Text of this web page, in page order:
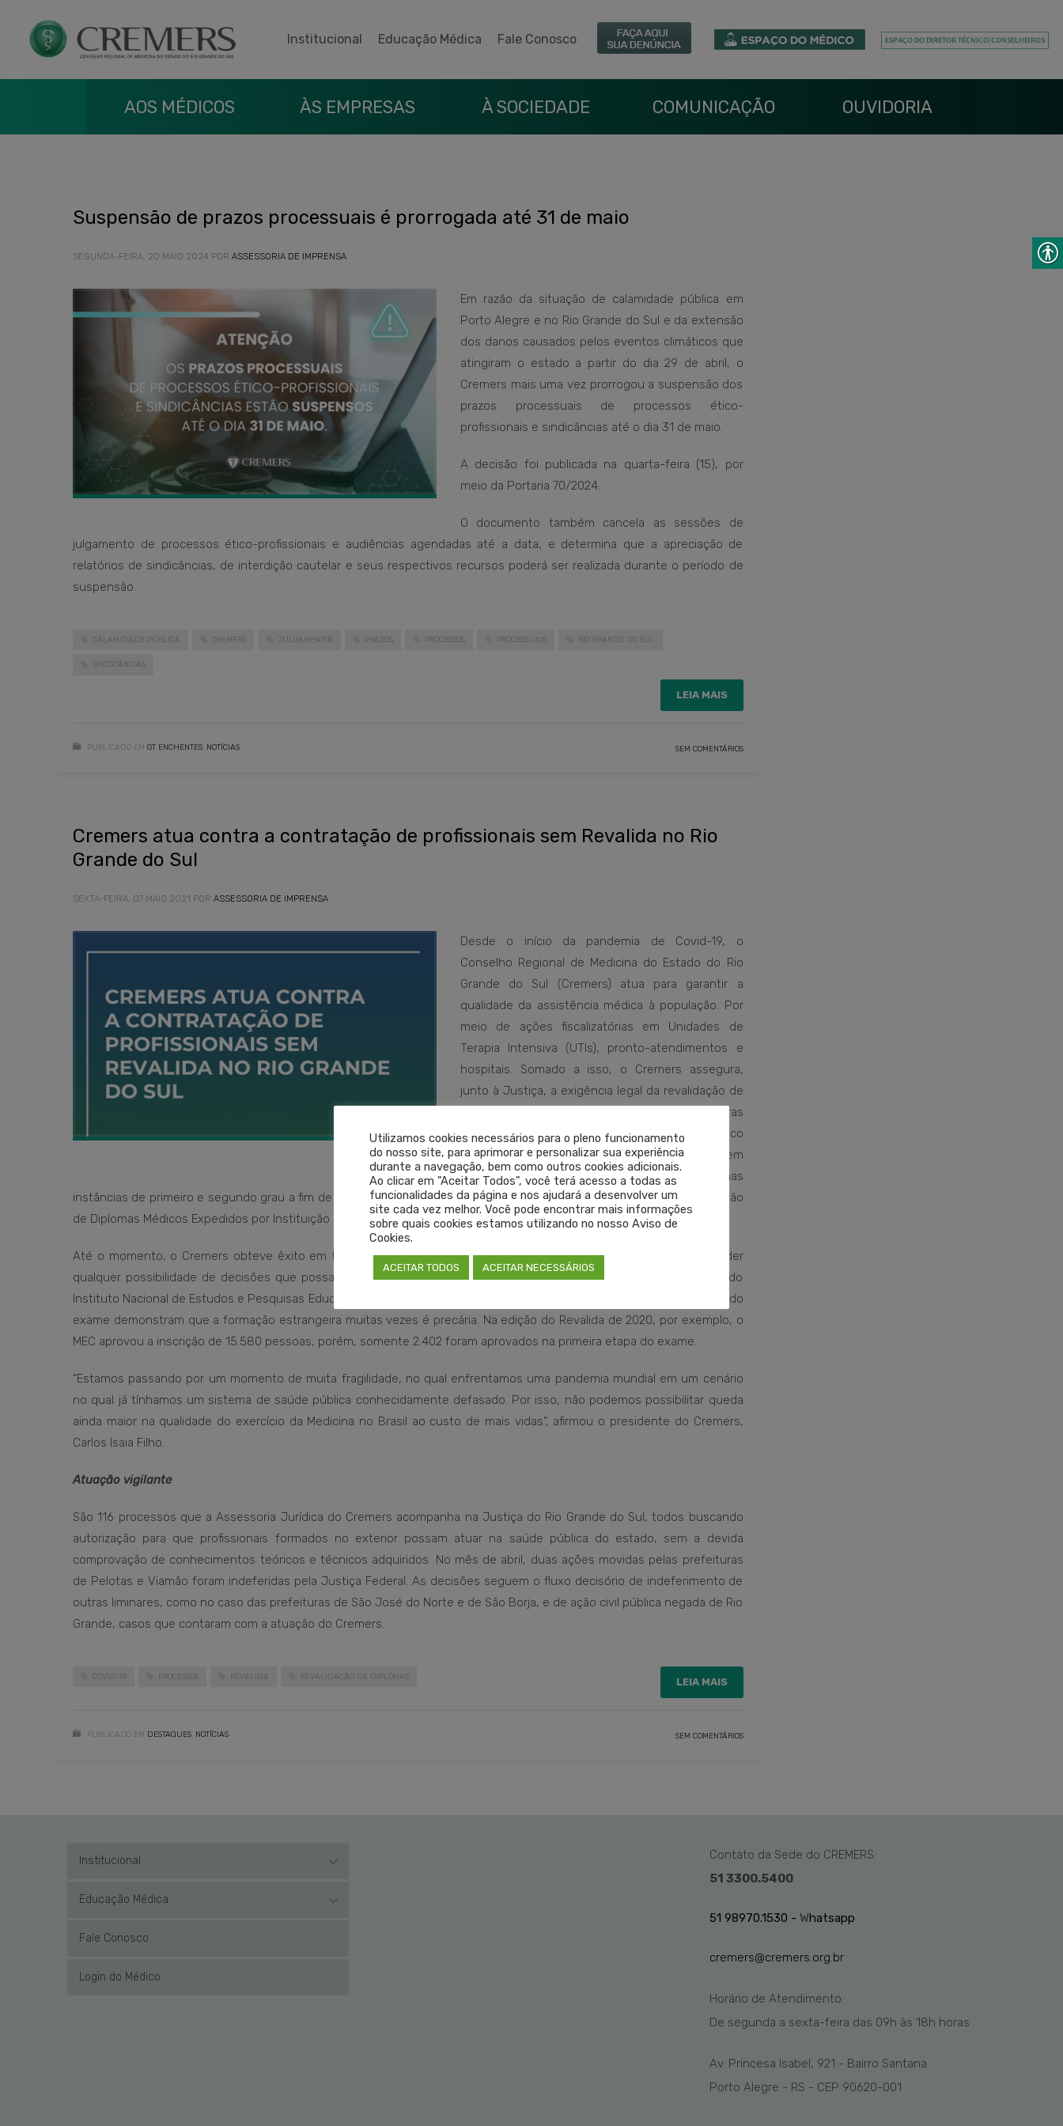
Institucional Educação Médica Fale Conosco
AOS MÉDICOS ÀS EMPRESAS À SOCIEDADE COMUNICAÇÃO OUVIDORIA
Suspensão de prazos processuais é prorrogada até 31 de maio
SEGUNDA-FEIRA, 20 MAIO 2024 POR ASSESSORIA DE IMPRENSA
Em razão da situação de calamidade pública em
Porto Alegre e no Rio Grande do Sul e da extensão
dos danos causados pelos eventos climáticos que
atingiram o estado a partir do dia 29 de abril, o
Cremers mais uma vez prorrogou a suspensão dos
prazos processuais de processos ético-
profissionais e sindicâncias até o dia 31 de maio.
A decisão foi publicada na quarta-feira (15), por
meio da Portaria 70/2024.
O documento também cancela as sessões de
julgamento de processos ético-profissionais e audiências agendadas até a data, e determina que a apreciação de
relatórios de sindicâncias, de interdição cautelar e seus respectivos recursos poderá ser realizada durante o período de
suspensão.
CALAMIDADE PÚBLICA CREMERS JULGAMENTOS PRAZOS PROCESSOS PROCESSUAIS RIO GRANDE DO SUL
SINDICÂNCIAS
LEIA MAIS
PUBLICADO EM GT ENCHENTES NOTÍCIAS SEM COMENTÁRIOS
Cremers atua contra a contratação de profissionais sem Revalida no Rio
Grande do Sul
SEXTA-FEIRA, 07 MAIO 2021 POR ASSESSORIA DE IMPRENSA
Desde o início da pandemia de Covid-19, o
Conselho Regional de Medicina do Estado do Rio
Grande do Sul (Cremers) atua para garantir a
qualidade da assistência médica à população. Por
meio de ações fiscalizatórias em Unidades de
Terapia Intensiva (UTIs), pronto-atendimentos e
hospitais. Somado a isso, o Cremers assegura,
junto à Justiça, a exigência legal da revalidação de
diplomas emitidos por instituições estrangeiras
para o exercício da Medicina no Brasil. Em pouco
mais de um ano, foram registrados mais de cem
pedidos de profissionais e gestões municipais nas
instâncias de primeiro e segundo grau a fim de obter autorização para contratação sem o Exame Nacional de Revalidação
de Diplomas Médicos Expedidos por Instituição de Educação Superior Estrangeira (Revalida).
Até o momento, o Cremers obteve êxito em todas as ações ajuizadas contra esses pedidos, conseguindo suspender
qualquer possibilidade de decisões que possam prejudicar a assistência à Saúde no estado. Em análise dos dados do
Instituto Nacional de Estudos e Pesquisas Educacionais Anísio Teixeira, do Ministério da Educação (MEC), os resultados do
exame demonstram que a formação estrangeira muitas vezes é precária. Na edição do Revalida de 2020, por exemplo, o
MEC aprovou a inscrição de 15.580 pessoas, porém, somente 2.402 foram aprovados na primeira etapa do exame.
“Estamos passando por um momento de muita fragilidade, no qual enfrentamos uma pandemia mundial em um cenário
no qual já tínhamos um sistema de saúde pública conhecidamente defasado. Por isso, não podemos possibilitar queda
ainda maior na qualidade do exercício da Medicina no Brasil ao custo de mais vidas”, afirmou o presidente do Cremers,
Carlos Isaia Filho.
Atuação vigilante
São 116 processos que a Assessoria Jurídica do Cremers acompanha na Justiça do Rio Grande do Sul, todos buscando
autorização para que profissionais formados no exterior possam atuar na saúde pública do estado, sem a devida
comprovação de conhecimentos teóricos e técnicos adquiridos. No mês de abril, duas ações movidas pelas prefeituras
de Pelotas e Viamão foram indeferidas pela Justiça Federal. As decisões seguem o fluxo decisório de indeferimento de
outras liminares, como no caso das prefeituras de São José do Norte e de São Borja, e de ação civil pública negada de Rio
Grande, casos que contaram com a atuação do Cremers.
COVID-19 PROCESSOS REVALIDA REVALIDAÇÃO DE DIPLOMAS LEIA MAIS
PUBLICADO EM DESTAQUES NOTÍCIAS SEM COMENTÁRIOS
Institucional
Educação Médica
Fale Conosco
Login do Médico
Contato da Sede do CREMERS:
51 3300.5400
51 98970.1530 - Whatsapp
cremers@cremers.org.br
Horário de Atendimento:
De segunda a sexta-feira das 09h às 18h horas
Av. Princesa Isabel, 921 - Bairro Santana
Porto Alegre - RS - CEP 90620-001
Utilizamos cookies necessários para o pleno funcionamento
do nosso site, para aprimorar e personalizar sua experiência
durante a navegação, bem como outros cookies adicionais.
Ao clicar em "Aceitar Todos", você terá acesso a todas as
funcionalidades da página e nos ajudará a desenvolver um
site cada vez melhor. Você pode encontrar mais informações
sobre quais cookies estamos utilizando no nosso Aviso de
Cookies.
ACEITAR TODOS ACEITAR NECESSÁRIOS